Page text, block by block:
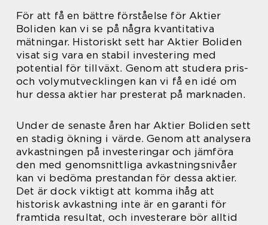
För att få en bättre förståelse för Aktier
Boliden kan vi se på några kvantitativa
mätningar. Historiskt sett har Aktier Boliden
visat sig vara en stabil investering med
potential för tillväxt. Genom att studera pris-
och volymutvecklingen kan vi få en idé om
hur dessa aktier har presterat på marknaden.
Under de senaste åren har Aktier Boliden sett
en stadig ökning i värde. Genom att analysera
avkastningen på investeringar och jämföra
den med genomsnittliga avkastningsnivåer
kan vi bedöma prestandan för dessa aktier.
Det är dock viktigt att komma ihåg att
historisk avkastning inte är en garanti för
framtida resultat, och investerare bör alltid